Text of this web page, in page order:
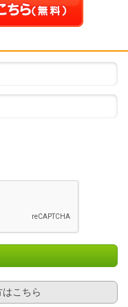
こちら